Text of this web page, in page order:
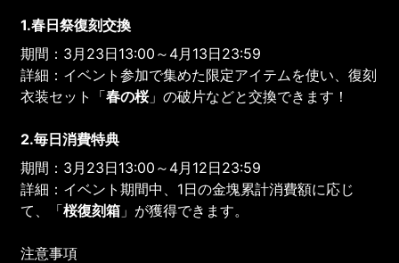
1.春日祭復刻交換
期間：3月23日13:00～4月13日23:59
詳細：イベント参加で集めた限定アイテムを使い、復刻
衣装セット「春の桜」の破片などと交換できます！
2.毎日消費特典
期間：3月23日13:00～4月12日23:59
詳細：イベント期間中、1日の金塊累計消費額に応じ
て、「桜復刻箱 」が獲得できます。
注意事項